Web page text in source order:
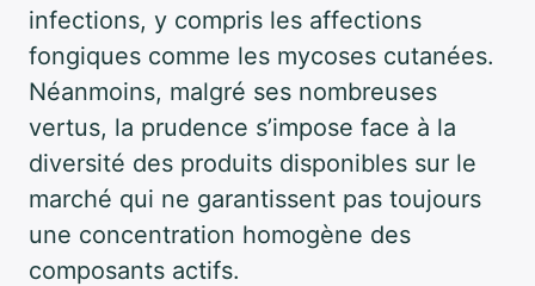
infections, y compris les affections
fongiques comme les mycoses cutanées.
Néanmoins, malgré ses nombreuses
vertus, la prudence s’impose face à la
diversité des produits disponibles sur le
marché qui ne garantissent pas toujours
une concentration homogène des
composants actifs.